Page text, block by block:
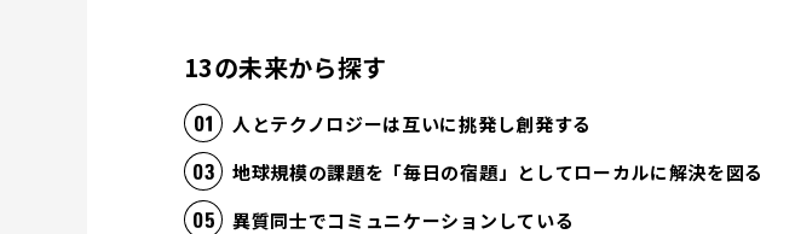
13の未来から探す
人とテクノロジーは互いに挑発し創発する
地球規模の課題を「毎日の宿題」としてローカルに解決を図る
異質同士でコミュニケーションしている